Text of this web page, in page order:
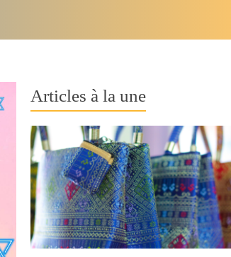
Articles à la une